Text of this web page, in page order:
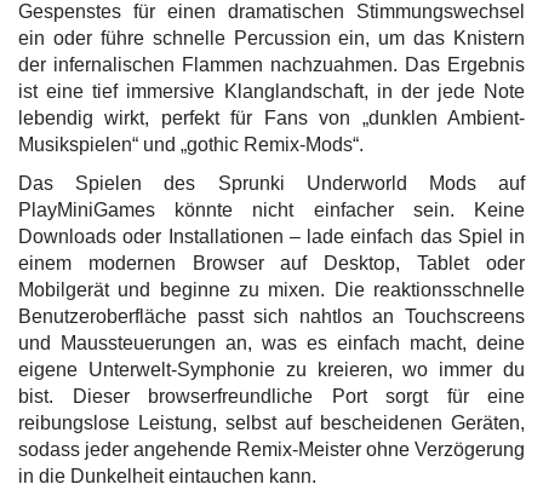
Gespenstes für einen dramatischen Stimmungswechsel
ein oder führe schnelle Percussion ein, um das Knistern
der infernalischen Flammen nachzuahmen. Das Ergebnis
ist eine tief immersive Klanglandschaft, in der jede Note
lebendig wirkt, perfekt für Fans von „dunklen Ambient-
Musikspielen“ und „gothic Remix-Mods“.
Das Spielen des Sprunki Underworld Mods auf
PlayMiniGames könnte nicht einfacher sein. Keine
Downloads oder Installationen – lade einfach das Spiel in
einem modernen Browser auf Desktop, Tablet oder
Mobilgerät und beginne zu mixen. Die reaktionsschnelle
Benutzeroberfläche passt sich nahtlos an Touchscreens
und Maussteuerungen an, was es einfach macht, deine
eigene Unterwelt-Symphonie zu kreieren, wo immer du
bist. Dieser browserfreundliche Port sorgt für eine
reibungslose Leistung, selbst auf bescheidenen Geräten,
sodass jeder angehende Remix-Meister ohne Verzögerung
in die Dunkelheit eintauchen kann.